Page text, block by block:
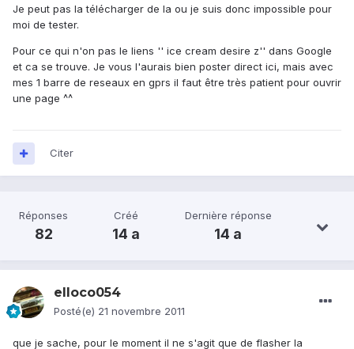
Je peut pas la télécharger de la ou je suis donc impossible pour
moi de tester.
Pour ce qui n'on pas le liens '' ice cream desire z'' dans Google
et ca se trouve. Je vous l'aurais bien poster direct ici, mais avec
mes 1 barre de reseaux en gprs il faut être très patient pour ouvrir
une page ^^
Citer
Réponses
82
Créé
14 a
Dernière réponse
14 a
elloco054
Posté(e) 21 novembre 2011
que je sache, pour le moment il ne s'agit que de flasher la